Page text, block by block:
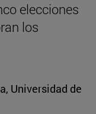
elecciones
los
Universidad de